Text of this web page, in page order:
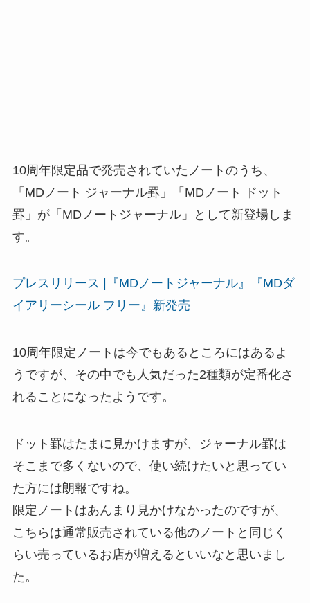
10周年限定品で発売されていたノートのうち、
「MDノート ジャーナル罫」「MDノート ドット
罫」が「MDノートジャーナル」として新登場しま
す。
プレスリリース |『MDノートジャーナル』『MDダ
イアリーシール フリー』新発売
10周年限定ノートは今でもあるところにはあるよ
うですが、その中でも人気だった2種類が定番化さ
れることになったようです。
ドット罫はたまに見かけますが、ジャーナル罫は
そこまで多くないので、使い続けたいと思ってい
た方には朗報ですね。
限定ノートはあんまり見かけなかったのですが、
こちらは通常販売されている他のノートと同じく
らい売っているお店が増えるといいなと思いまし
た。